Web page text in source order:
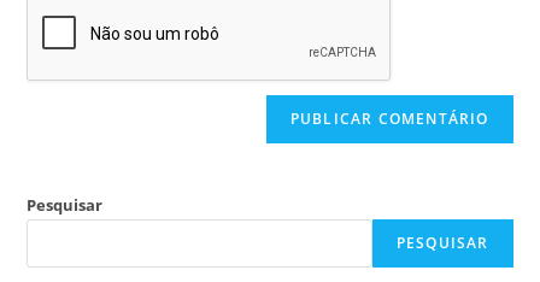
Pesquisar
PESQUISAR